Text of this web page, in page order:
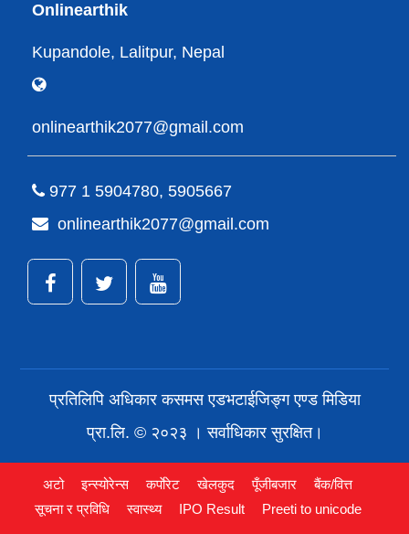
Onlinearthik
Kupandole, Lalitpur, Nepal
onlinearthik2077@gmail.com
977 1 5904780, 5905667
onlinearthik2077@gmail.com
प्रतिलिपि अधिकार कसमस एडभटाईजिङ्ग एण्ड मिडिया
प्रा.लि. © २०२३ । सर्वाधिकार सुरक्षित।
अटो इन्स्योरेन्स कर्पाेरेट खेलकुद पूँजीबजार
बैंक/वित्त
सूचना र प्रविधि
स्वास्थ्य IPO Result Preeti to unicode